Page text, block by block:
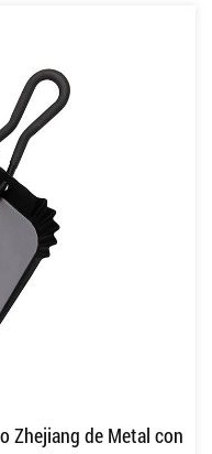
Zhejiang de Metal con